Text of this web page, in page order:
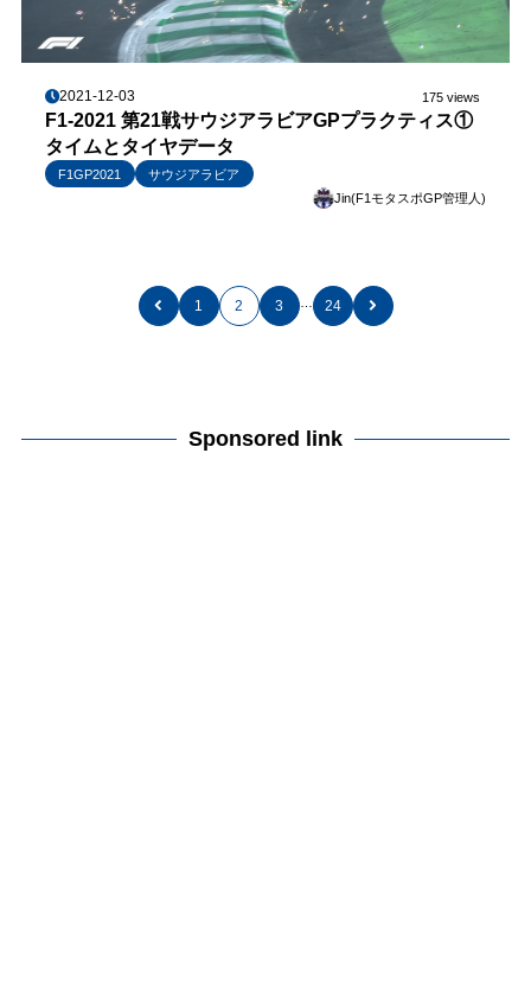
2021-12-03 175 views
F1-2021 第21戦サウジアラビアGPプラクティス①
タイムとタイヤデータ
F1GP2021
サウジアラビア
Jin(F1モタスポGP管理人)
1 2 3 … 24
Sponsored link